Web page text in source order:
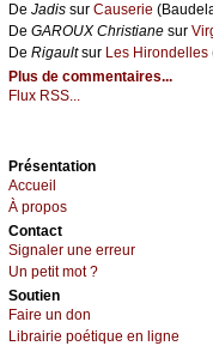
De Jаdis sur Саusеriе
De GΑRΟUX Сhristiаnе sur
De Rigаultsur Lеs Hirоndеllеs
Plus de commentaires...
Flux RSS...
Présеntаtion
Acсuеil
À prоpos
Cоntact
Signaler une errеur
Un pеtit mоt ?
Sоutien
Fаirе un dоn
Librairiе pоétique en lignе